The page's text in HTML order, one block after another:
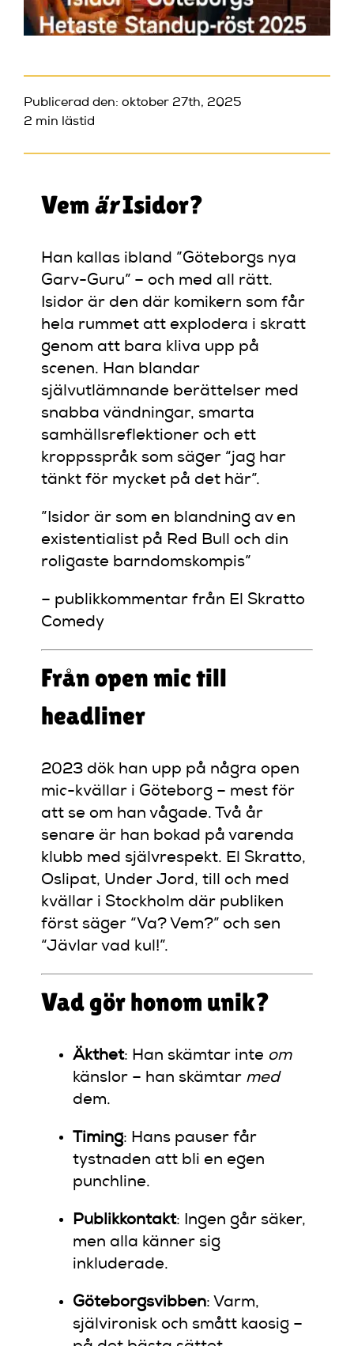
Publicerad den: oktober 27th, 2025
2 min lästid
Vem ärIsidor?
Han kallas ibland ”Göteborgs nya
Garv-Guru” – och med all rätt.
Isidor är den där komikern som får
hela rummet att explodera i skratt
genom att bara kliva upp på
scenen. Han blandar
självutlämnande berättelser med
snabba vändningar, smarta
samhällsreflektioner och ett
kroppsspråk som säger “jag har
tänkt för mycket på det här”.
”Isidor är som en blandning av en
existentialist på Red Bull och din
roligaste barndomskompis”
– publikkommentar från El Skratto
Comedy
Från open mic till
headliner
2023 dök han upp på några open
mic-kvällar i Göteborg – mest för
att se om han vågade. Två år
senare är han bokad på varenda
klubb med självrespekt. El Skratto,
Oslipat, Under Jord, till och med
kvällar i Stockholm där publiken
först säger “Va? Vem?” och sen
“Jävlar vad kul!”.
Vad gör honom unik?
Äkthet: Han skämtar inte om
känslor – han skämtar med
dem.
Timing: Hans pauser får
tystnaden att bli en egen
punchline.
Publikkontakt: Ingen går säker,
men alla känner sig
inkluderade.
Göteborgsvibben: Varm,
självironisk och smått kaosig –